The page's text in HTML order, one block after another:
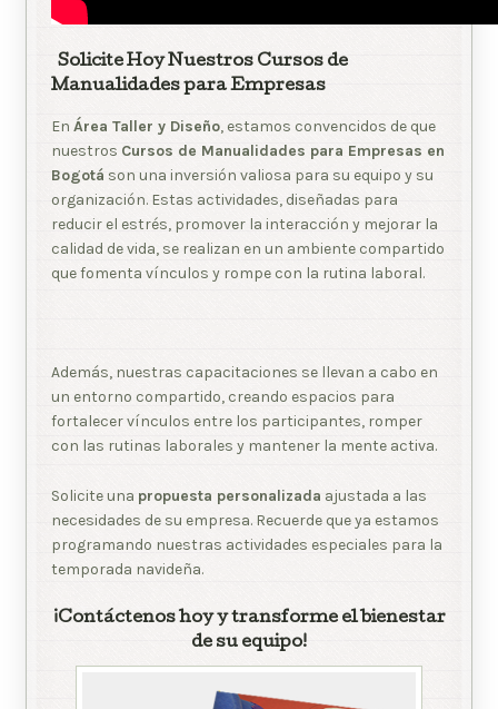
Solicite Hoy Nuestros Cursos de
Manualidades para Empresas
EnÁrea Taller y Diseño, estamos convencidos de que
nuestros Cursos de Manualidades para Empresas en
Bogotá son una inversión valiosa para su equipo y su
organización. Estas actividades, diseñadas para
reducir el estrés, promover la interacción y mejorar la
calidad de vida, se realizan en un ambiente compartido
que fomenta vínculos y rompe con la rutina laboral.
Además, nuestras capacitaciones se llevan a cabo en
un entorno compartido, creando espacios para
fortalecer vínculos entre los participantes, romper
con las rutinas laborales y mantener la mente activa.
Solicite una propuesta personalizada ajustada a las
necesidades de su empresa. Recuerde que ya estamos
programando nuestras actividades especiales para la
temporada navideña.
¡Contáctenos hoy y transforme el bienestar
de su equipo!